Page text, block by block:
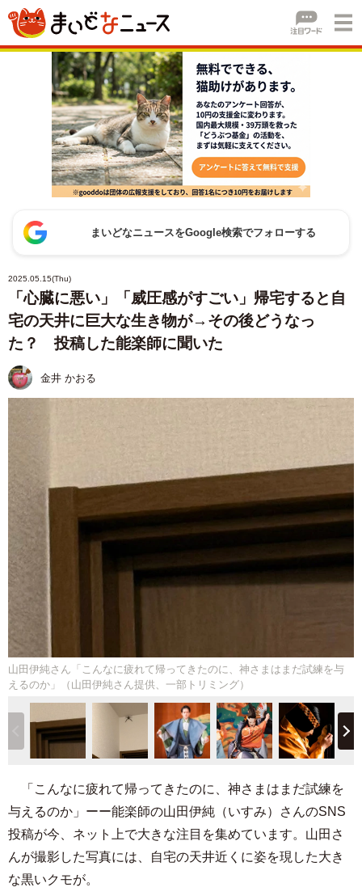
まいどなニュースをGoogle検索でフォローする
2025.05.15(Thu)
「心臓に悪い」「威圧感がすごい」帰宅すると自
宅の天井に巨大な生き物が→その後どうなっ
た？ 投稿した能楽師に聞いた
金井 かおる
山田伊純さん「こんなに疲れて帰ってきたのに、神さまはまだ試練を与
えるのか」（山田伊純さん提供、一部トリミング）
「こんなに疲れて帰ってきたのに、神さまはまだ試練を
与えるのか」ーー能楽師の山田伊純（いすみ）さんのSNS
投稿が今、ネット上で大きな注目を集めています。山田さ
んが撮影した写真には、自宅の天井近くに姿を現した大き
な黒いクモが。